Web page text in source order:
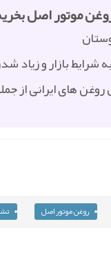
موتور اصل
بازار و زیاد شدن روغن تقلبی ،
روغن های ایرانی از
روغن موتور اصل